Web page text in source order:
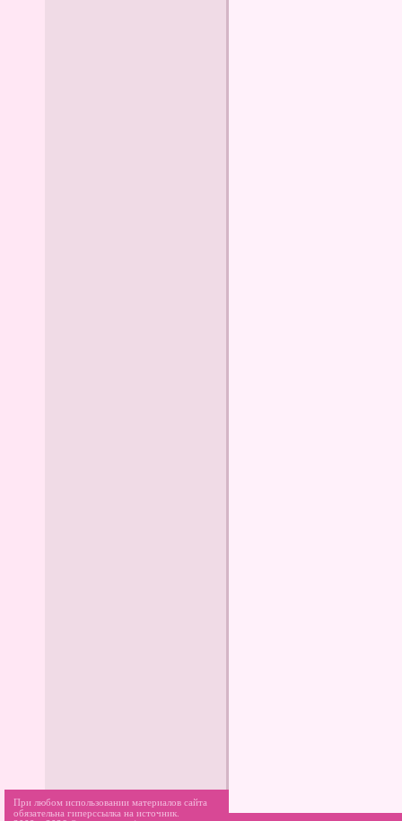
При любом использовании материалов сайта
обязательна гиперссылка на источник.